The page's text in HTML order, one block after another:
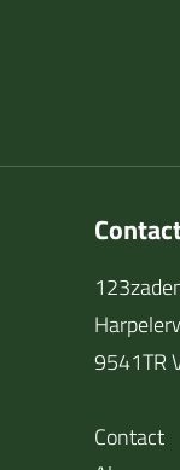
9541TR
Contact